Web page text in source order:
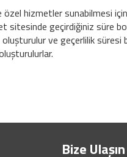
hizmetler sunabilmesi için
geçirdiğiniz süre
oluşturulur ve geçerlilik süresi
Bize Ulaşın